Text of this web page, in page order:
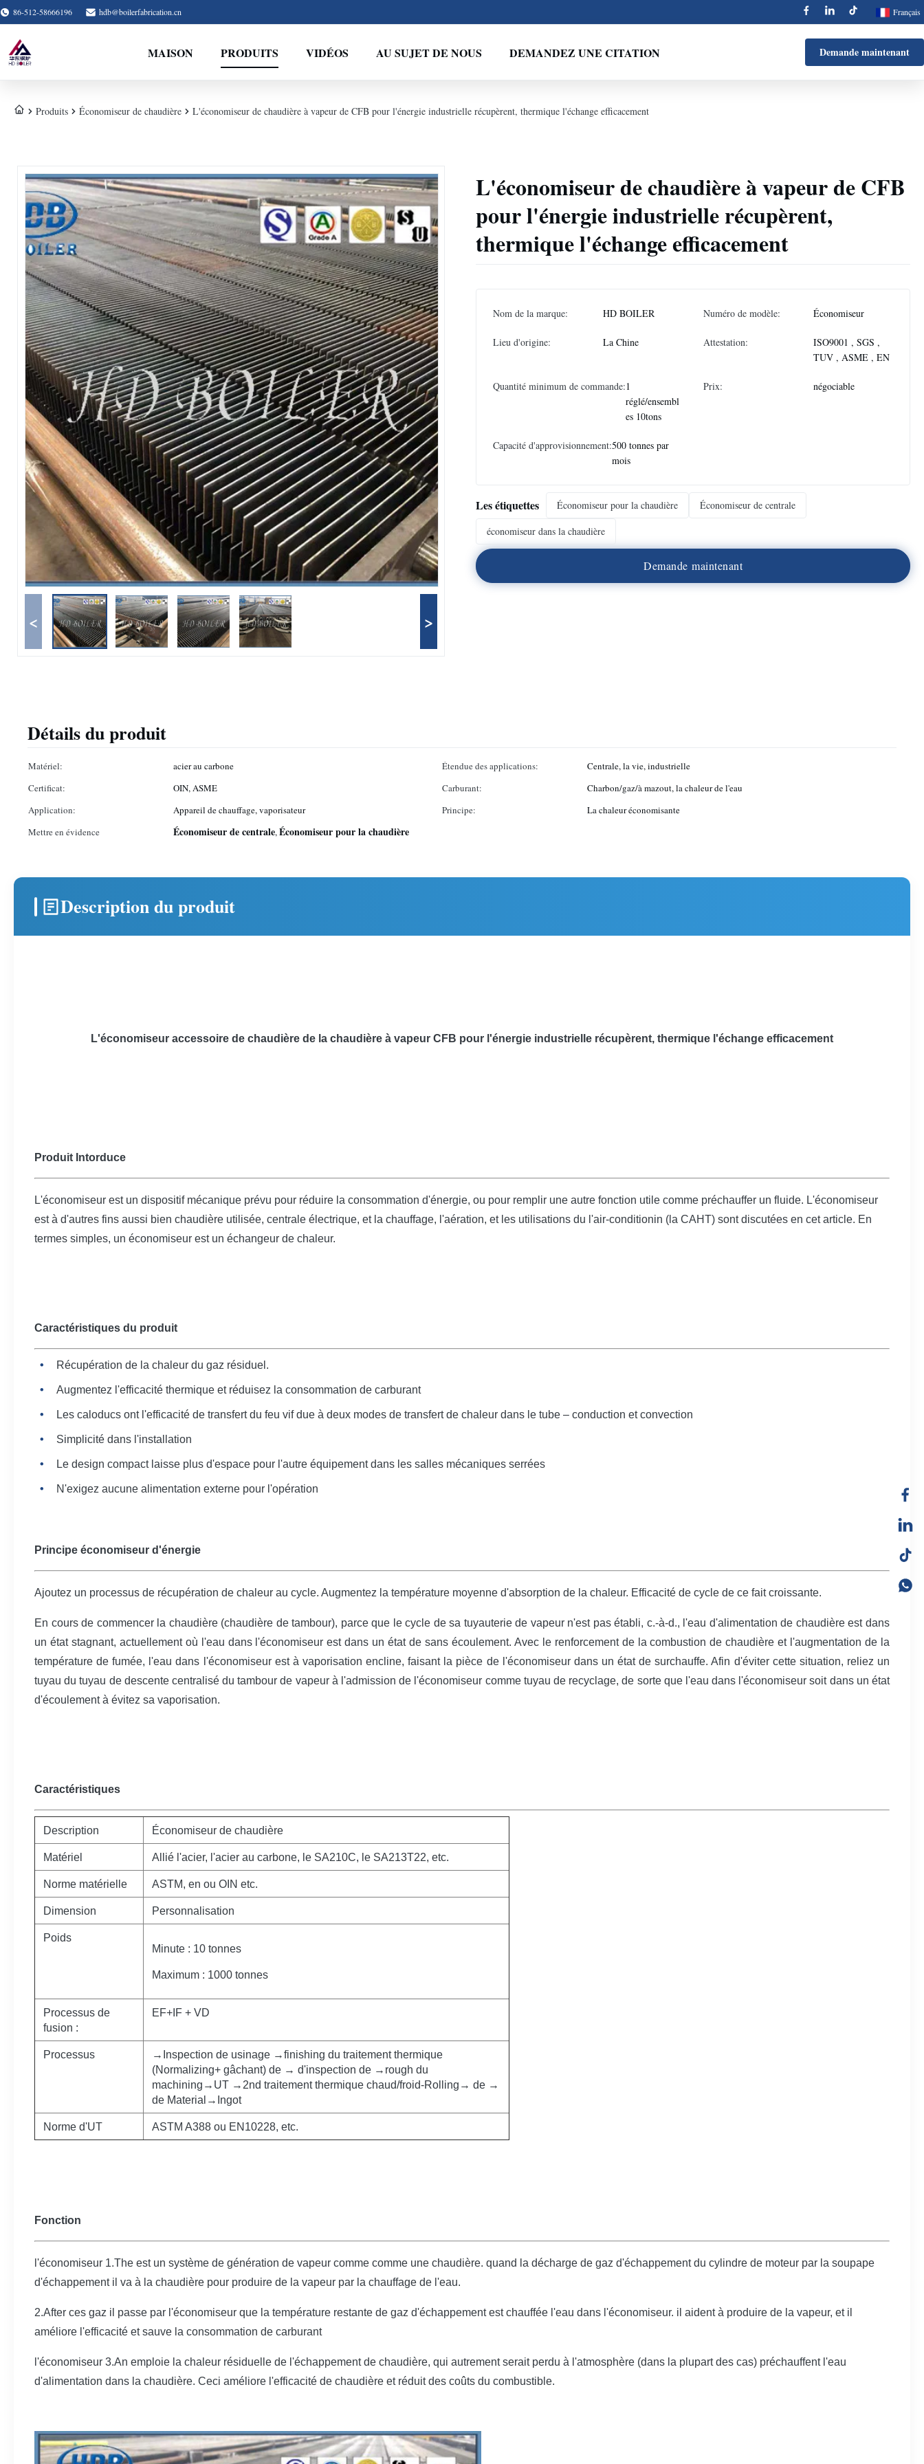
86-512-58666196 hdb@boilerfabrication.cn Français
MAISON PRODUITS VIDÉOS AU SUJET DE NOUS DEMANDEZ UNE CITATION Demande maintenant
Produits Économiseur de chaudière L'économiseur de chaudière à vapeur de CFB pour l'énergie industrielle récupèrent, thermique l'échange efficacement
< >
L'économiseur de chaudière à vapeur de CFB
pour l'énergie industrielle récupèrent,
thermique l'échange efficacement
Nom de la marque: HD BOILER Numéro de modèle: Économiseur
Lieu d'origine: La Chine Attestation:
ISO9001 , SGS ,
TUV , ASME , EN
Quantité minimum de commande:1
réglé/ensembl
es 10tons
Prix: négociable
Capacité d'approvisionnement:500 tonnes par
mois
Les étiquettes Économiseur pour la chaudière
Économiseur de centrale
économiseur dans la chaudière
Demande maintenant
Détails du produit
Matériel: acier au carbone Étendue des applications:
Centrale, la vie, industrielle
Certificat:
OIN, ASME Carburant:
Charbon/gaz/à mazout, la chaleur de l'eau
Application:
Appareil de chauffage, vaporisateur Principe:
La chaleur économisante
Mettre en évidence
Économiseur de centrale,Économiseur pour la chaudière
Description du produit
L'économiseur accessoire de chaudière de la chaudière à vapeur CFB pour l'énergie industrielle récupèrent, thermique l'échange efficacement
Produit Intorduce
L'économiseur est un dispositif mécanique prévu pour réduire la consommation d'énergie, ou pour remplir une autre fonction utile comme préchauffer un fluide. L'économiseur
est à d'autres fins aussi bien chaudière utilisée, centrale électrique, et la chauffage, l'aération, et les utilisations du l'air-conditionin (la CAHT) sont discutées en cet article. En
termes simples, un économiseur est un échangeur de chaleur.
Caractéristiques du produit
Récupération de la chaleur du gaz résiduel.
Augmentez l'efficacité thermique et réduisez la consommation de carburant
Les caloducs ont l'efficacité de transfert du feu vif due à deux modes de transfert de chaleur dans le tube – conduction et convection
Simplicité dans l'installation
Le design compact laisse plus d'espace pour l'autre équipement dans les salles mécaniques serrées
N'exigez aucune alimentation externe pour l'opération
Principe économiseur d'énergie
Ajoutez un processus de récupération de chaleur au cycle. Augmentez la température moyenne d'absorption de la chaleur. Efficacité de cycle de ce fait croissante.
En cours de commencer la chaudière (chaudière de tambour), parce que le cycle de sa tuyauterie de vapeur n'est pas établi, c.-à-d., l'eau d'alimentation de chaudière est dans
un état stagnant, actuellement où l'eau dans l'économiseur est dans un état de sans écoulement. Avec le renforcement de la combustion de chaudière et l'augmentation de la
température de fumée, l'eau dans l'économiseur est à vaporisation encline, faisant la pièce de l'économiseur dans un état de surchauffe. Afin d'éviter cette situation, reliez un
tuyau du tuyau de descente centralisé du tambour de vapeur à l'admission de l'économiseur comme tuyau de recyclage, de sorte que l'eau dans l'économiseur soit dans un état
d'écoulement à évitez sa vaporisation.
Caractéristiques
Description Économiseur de chaudière
Matériel Allié l'acier, l'acier au carbone, le SA210C, le SA213T22, etc.
Norme matérielle ASTM, en ou OIN etc.
Dimension Personnalisation
Poids
Minute : 10 tonnes
Maximum : 1000 tonnes
Processus de
fusion :
EF+IF + VD
Processus
→Inspection de usinage →finishing du traitement thermique
(Normalizing+ gâchant) de → d'inspection de →rough du
machining→UT →2nd traitement thermique chaud/froid-Rolling→ de →
de Material→Ingot
Norme d'UT ASTM A388 ou EN10228, etc.
Fonction
l'économiseur 1.The est un système de génération de vapeur comme comme une chaudière. quand la décharge de gaz d'échappement du cylindre de moteur par la soupape
d'échappement il va à la chaudière pour produire de la vapeur par la chauffage de l'eau.
2.After ces gaz il passe par l'économiseur que la température restante de gaz d'échappement est chauffée l'eau dans l'économiseur. il aident à produire de la vapeur, et il
améliore l'efficacité et sauve la consommation de carburant
l'économiseur 3.An emploie la chaleur résiduelle de l'échappement de chaudière, qui autrement serait perdu à l'atmosphère (dans la plupart des cas) préchauffent l'eau
d'alimentation dans la chaudière. Ceci améliore l'efficacité de chaudière et réduit des coûts du combustible.